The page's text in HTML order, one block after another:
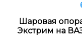
Шаровая
Экстрим на